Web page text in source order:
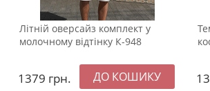
Літній оверсайз комплект у
молочному відтінку К-948
1379 грн.